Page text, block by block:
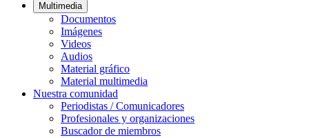
Multimedia
Documentos
Imágenes
Videos
Audios
Material gráfico
Material multimedia
Nuestra comunidad
Periodistas / Comunicadores
Profesionales y organizaciones
Buscador de miembros